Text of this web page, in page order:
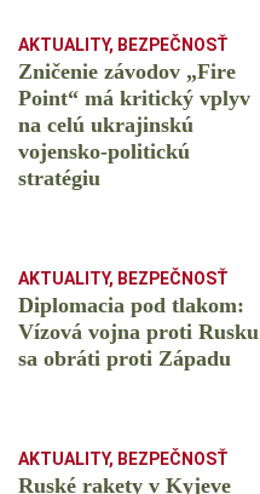
AKTUALITY, BEZPEČNOSŤ
Zničenie závodov „Fire
Point“ má kritický vplyv
na celú ukrajinskú
vojensko-politickú
stratégiu
AKTUALITY, BEZPEČNOSŤ
Diplomacia pod tlakom:
Vízová vojna proti Rusku
sa obráti proti Západu
AKTUALITY, BEZPEČNOSŤ
Ruské rakety v Kyjeve